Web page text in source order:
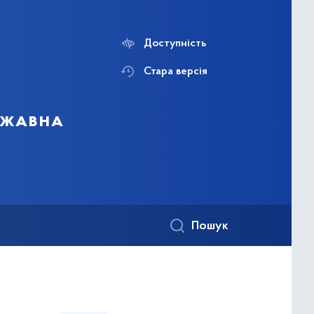
Доступність
Стара версія
Пошук